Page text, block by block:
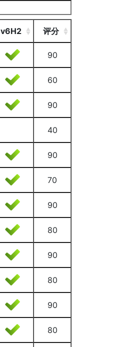
v6H2 评分
90
60
90
40
90
70
90
80
90
80
90
80